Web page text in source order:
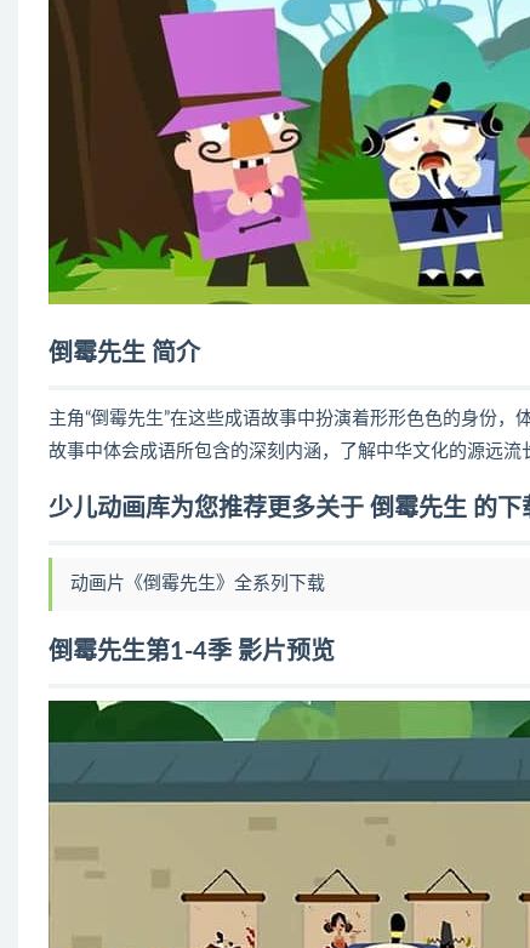
倒霉先生 简介
主角“倒霉先生”在这些成语故事中扮演着形形色色的身份
故事中体会成语所包含的深刻内涵，了解中华文化的源远流
少儿动画库为您推荐更多关于 倒霉先生 的下
动画片《倒霉先生》全系列下载
倒霉先生第1-4季 影片预览